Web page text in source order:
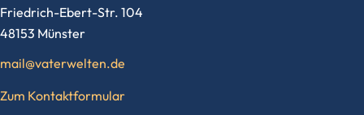
Friedrich-Ebert-Str. 104
48153 Münster
mail@vaterwelten.de
Zum Kontaktformular